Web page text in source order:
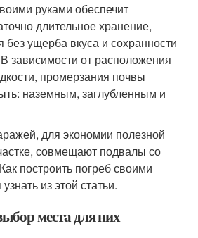
руками обеспечит
длительное хранение,
ущерба вкуса и сохранности
зависимости от расположения
промерзания почвы
наземным, заглубленным и
для экономии полезной
совмещают подвалы со
построить погреб своими
из этой статьи.
места для них